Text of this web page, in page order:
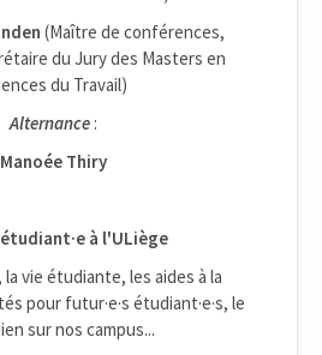
(Maître de conférences,
du Jury des Masters en
du Travail)
Alternance:
Manoée Thiry
à l'ULiège
vie étudiante, les aides à la
pour futur·e·s étudiant·e·s, le
sur nos campus...